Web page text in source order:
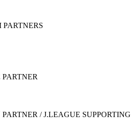
PARTNER / J.LEAGUE SUPPORTING